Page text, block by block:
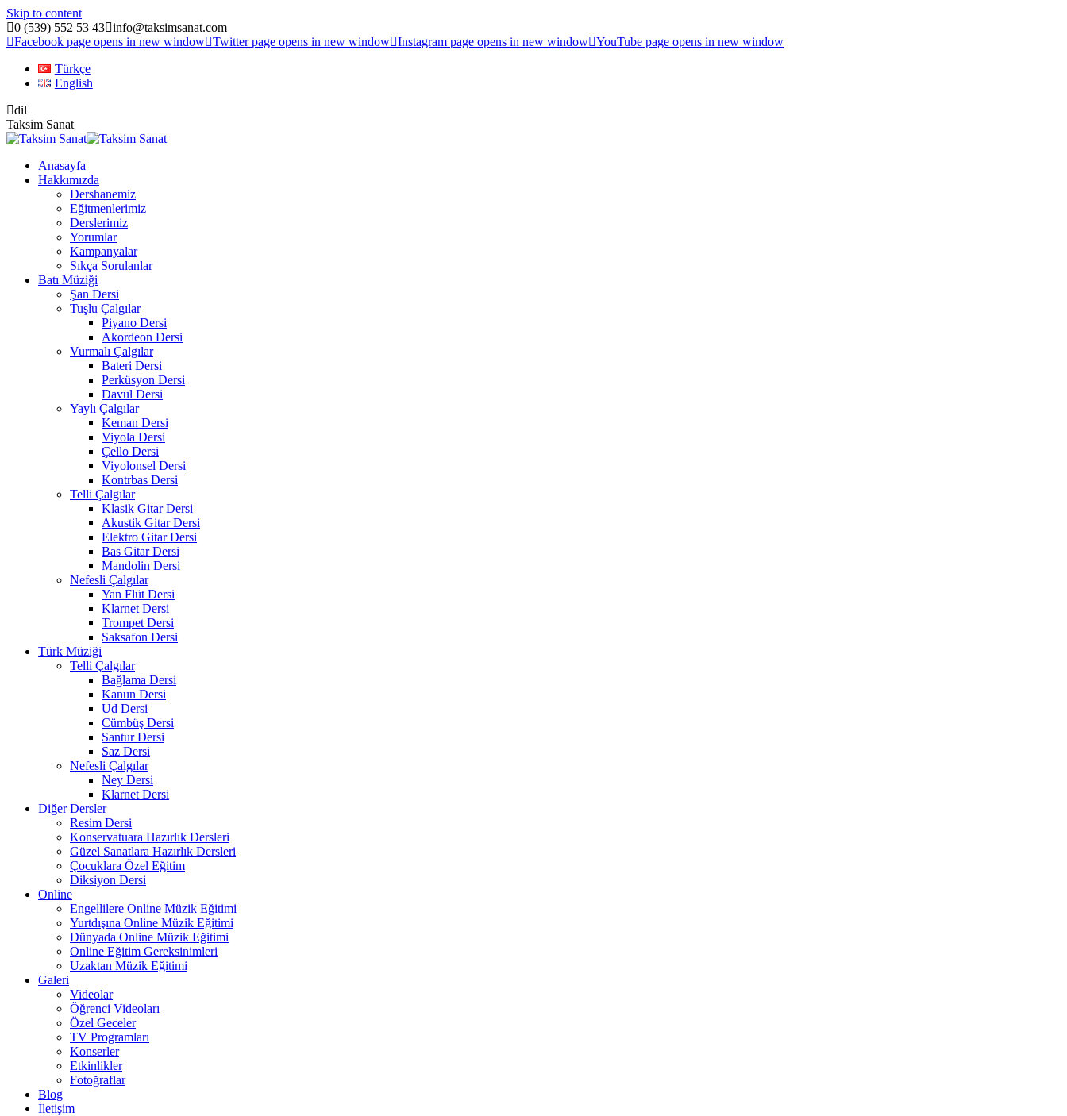
Skip to content
0 (539) 552 53 43 info@taksimsanat.com
Facebook page opens in new window Twitter page opens in new window Instagram page opens in new window YouTube page opens in new window
Türkçe
English
dil
Taksim Sanat
Anasayfa
Hakkımızda
Dershanemiz
Eğitmenlerimiz
Derslerimiz
Yorumlar
Kampanyalar
Sıkça Sorulanlar
Batı Müziği
Şan Dersi
Tuşlu Çalgılar
Piyano Dersi
Akordeon Dersi
Vurmalı Çalgılar
Bateri Dersi
Perküsyon Dersi
Davul Dersi
Yaylı Çalgılar
Keman Dersi
Viyola Dersi
Çello Dersi
Viyolonsel Dersi
Kontrbas Dersi
Telli Çalgılar
Klasik Gitar Dersi
Akustik Gitar Dersi
Elektro Gitar Dersi
Bas Gitar Dersi
Mandolin Dersi
Nefesli Çalgılar
Yan Flüt Dersi
Klarnet Dersi
Trompet Dersi
Saksafon Dersi
Türk Müziği
Telli Çalgılar
Bağlama Dersi
Kanun Dersi
Ud Dersi
Cümbüş Dersi
Santur Dersi
Saz Dersi
Nefesli Çalgılar
Ney Dersi
Klarnet Dersi
Diğer Dersler
Resim Dersi
Konservatuara Hazırlık Dersleri
Güzel Sanatlara Hazırlık Dersleri
Çocuklara Özel Eğitim
Diksiyon Dersi
Online
Engellilere Online Müzik Eğitimi
Yurtdışına Online Müzik Eğitimi
Dünyada Online Müzik Eğitimi
Online Eğitim Gereksinimleri
Uzaktan Müzik Eğitimi
Galeri
Videolar
Öğrenci Videoları
Özel Geceler
TV Programları
Konserler
Etkinlikler
Fotoğraflar
Blog
İletişim